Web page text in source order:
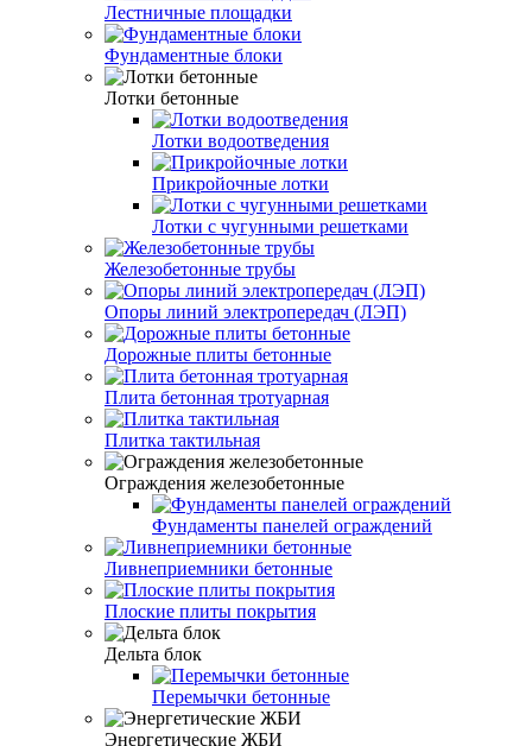
Лестничные площадки
Фундаментные блоки
Лотки бетонные
Лотки водоотведения
Прикройочные лотки
Лотки с чугунными решетками
Железобетонные трубы
Опоры линий электропередач (ЛЭП)
Дорожные плиты бетонные
Плита бетонная тротуарная
Плитка тактильная
Ограждения железобетонные
Фундаменты панелей ограждений
Ливнеприемники бетонные
Плоские плиты покрытия
Дельта блок
Перемычки бетонные
Энергетические ЖБИ